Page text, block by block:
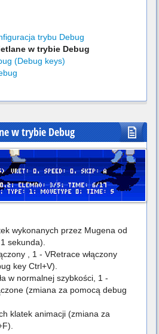
trybu Debug
w trybie Debug
(Debug keys)
w trybie Debug
wykonanych przez Mugena od
sekunda).
, 1 - VRetrace włączony
key Ctrl+V).
w normalnej szybkości, 1 -
(zmiana za pomocą debug
klatek animacji (zmiana za